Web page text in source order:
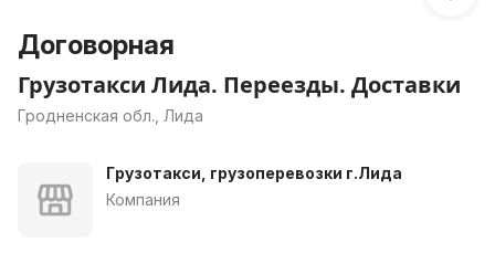
Договорная
Грузотакси Лида. Переезды. Доставки
Гродненская обл., Лида
Грузотакси, грузоперевозки г.Лида
Компания